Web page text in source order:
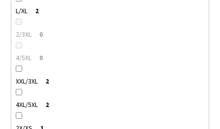
L/XL 2
2/3XL 0
4/5XL 0
XXL/3XL 2
4XL/5XL 2